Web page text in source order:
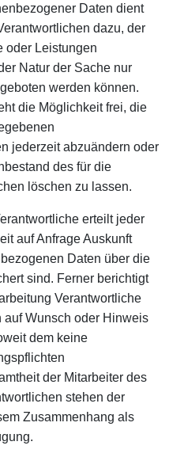
Daten dient
dazu, der
oder Leistungen
Natur der Sache nur
werden können.
die Möglichkeit frei, die
jederzeit abzuändern oder
des für die
löschen zu lassen.
erteilt jeder
auf Anfrage Auskunft
Daten über die
sind. Ferner berichtigt
Verantwortliche
Wunsch oder Hinweis
dem keine
der Mitarbeiter des
stehen der
Zusammenhang als